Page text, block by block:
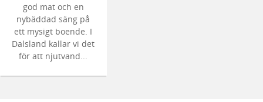
god mat och en
nybäddad säng på
ett mysigt boende. I
Dalsland kallar vi det
för att njutvand...